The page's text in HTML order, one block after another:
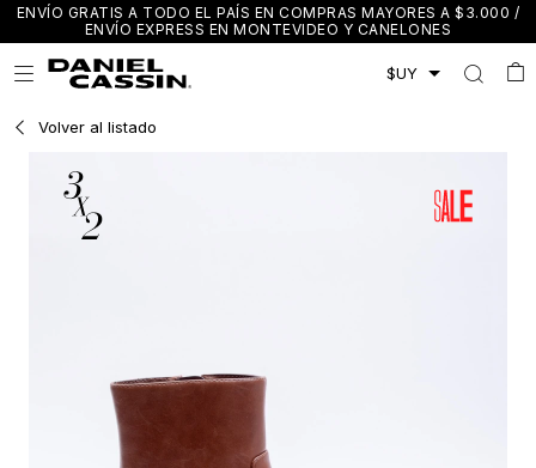
ENVÍO GRATIS A TODO EL PAÍS EN COMPRAS MAYORES A $3.000 /
ENVÍO EXPRESS EN MONTEVIDEO Y CANELONES

Volver al listado